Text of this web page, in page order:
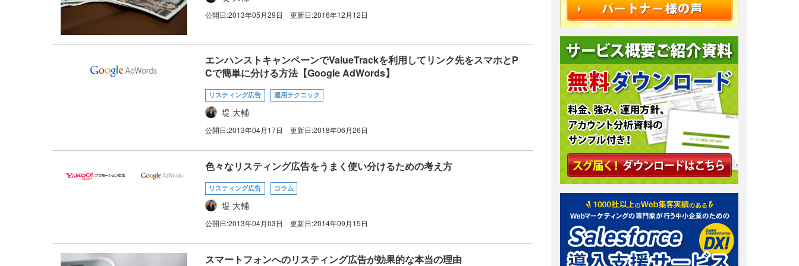
公開日:2013年05月29日 更新日:2016年12月12日
エンハンストキャンペーンでValueTrackを利用してリンク先をスマホとP
Cで簡単に分ける方法【Google AdWords】
リスティング広告 運用テクニック
堤 大輔
公開日:2013年04月17日 更新日:2018年06月26日
色々なリスティング広告をうまく使い分けるための考え方
リスティング広告 コラム
堤 大輔
公開日:2013年04月03日 更新日:2014年09月15日
スマートフォンへのリスティング広告が効果的な本当の理由